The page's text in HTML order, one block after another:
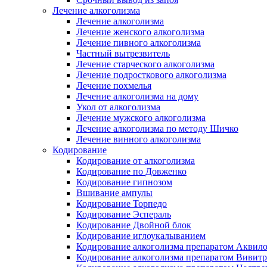
Лечение алкоголизма
Лечение алкоголизма
Лечение женского алкоголизма
Лечение пивного алкоголизма
Частный вытрезвитель
Лечение старческого алкоголизма
Лечение подросткового алкоголизма
Лечение похмелья
Лечение алкоголизма на дому
Укол от алкоголизма
Лечение мужского алкоголизма
Лечение алкоголизма по методу Шичко
Лечение винного алкоголизма
Кодирование
Кодирование от алкоголизма
Кодирование по Довженко
Кодирование гипнозом
Вшивание ампулы
Кодирование Торпедо
Кодирование Эспераль
Кодирование Двойной блок
Кодирование иглоукалыванием
Кодирование алкоголизма препаратом
Кодирование алкоголизма препаратом